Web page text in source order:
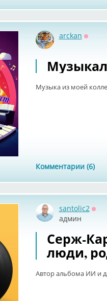
arckan
Музыка из моей
Комментарии (6)
santolic2
админ
Серж-
люди,
Автор альбома ИИ и